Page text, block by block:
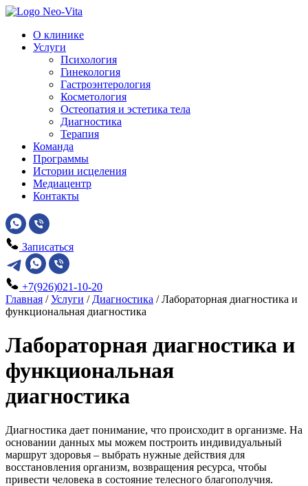
О клинике
Услуги
Психология
Гинекология
Гастроэнтерология
Косметология
Остеопатия и эстетика тела
Диагностика
Терапия
Команда
Программы
Истории исцеления
Медиацентр
Контакты
Записаться
+7(926)021-10-20
Главная /Услуги / Диагностика /Лабораторная диагностика и
функциональная диагностика
Лабораторная диагностика и
функциональная
диагностика
Диагностика дает понимание, что происходит в организме. На
основании данных мы можем построить индивидуальный
маршрут здоровья – выбрать нужные действия для
восстановления организм, возвращения ресурса, чтобы
привести человека в состояние телесного благополучия.